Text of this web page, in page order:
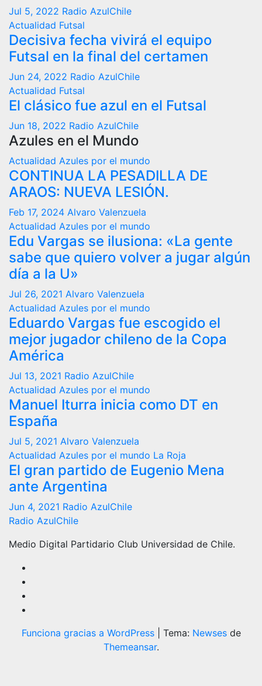
Jul 5, 2022 Radio AzulChile
Actualidad Futsal
Decisiva fecha vivirá el equipo
Futsal en la final del certamen
Jun 24, 2022 Radio AzulChile
Actualidad Futsal
El clásico fue azul en el Futsal
Jun 18, 2022 Radio AzulChile
Azules en el Mundo
Actualidad Azules por el mundo
CONTINUA LA PESADILLA DE
ARAOS: NUEVA LESIÓN.
Feb 17, 2024 Alvaro Valenzuela
Actualidad Azules por el mundo
Edu Vargas se ilusiona: «La gente
sabe que quiero volver a jugar algún
día a la U»
Jul 26, 2021 Alvaro Valenzuela
Actualidad Azules por el mundo
Eduardo Vargas fue escogido el
mejor jugador chileno de la Copa
América
Jul 13, 2021 Radio AzulChile
Actualidad Azules por el mundo
Manuel Iturra inicia como DT en
España
Jul 5, 2021 Alvaro Valenzuela
Actualidad Azules por el mundo La Roja
El gran partido de Eugenio Mena
ante Argentina
Jun 4, 2021 Radio AzulChile
Radio AzulChile
Medio Digital Partidario Club Universidad de Chile.
Funciona gracias a WordPress Tema: Newsesde
Themeansar.